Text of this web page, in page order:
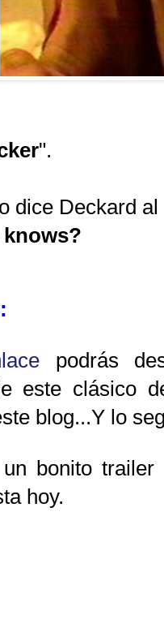
".
dice Deckard
podrás
este clásico
blog...Y lo
bonito
hoy.